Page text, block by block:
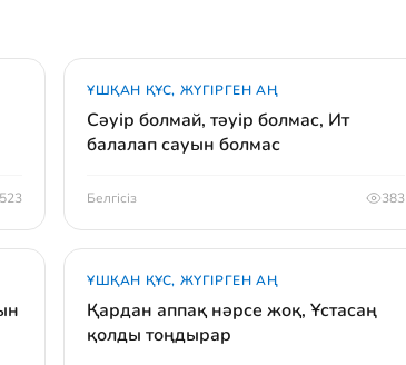
523
ҰШҚАН ҚҰС, ЖҮГІРГЕН АҢ
Сәуір болмай, тәуір болмас, Ит
балалап сауын болмас
Белгісіз 383
ҰШҚАН ҚҰС, ЖҮГІРГЕН АҢ
Қардан аппақ нәрсе жоқ, Ұстасаң
қолды тоңдырар